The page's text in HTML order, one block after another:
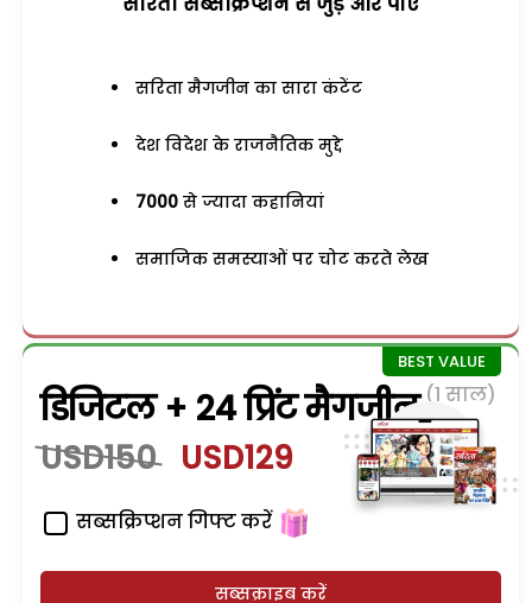
सरिता मैगजीन का सारा कंटेंट
देश विदेश के राजनैतिक मुद्दे
7000 से ज्यादा कहानियां
समाजिक समस्याओं पर चोट करते लेख
डिजिटल + 24 प्रिंट मैगजीन (1 साल)
USD150 USD129
सब्सक्रिप्शन गिफ्ट करें
सब्सक्राइब करें